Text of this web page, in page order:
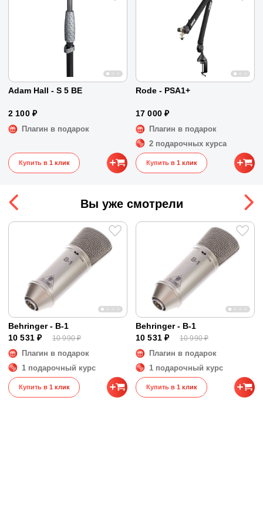
Сопротивление
Макс. звуковое давление
148 дБ SPL
Чувствительность
-33 дБ V/Pa
Соотношение cигнал/шум
Не указано
Микрофон | Паук |
Ветрозащита | Кейс
Размеры
18 x 6 x 6 см
0.461 кг
Adam Hall - S 5 BE
2 100 ₽
Плагин в подарок
Купить в 1 клик
Rode - PSA1+
17 000 ₽
Плагин в подарок
2 подарочных курса
Купить в 1 клик
Вы уже смотрели
Behringer - B-1
10 531 ₽
10 990 ₽
Плагин в подарок
1 подарочный курс
Купить в 1 клик
Behringer - B-1
10 531 ₽
10 990 ₽
Плагин в подарок
1 подарочный курс
Купить в 1 клик